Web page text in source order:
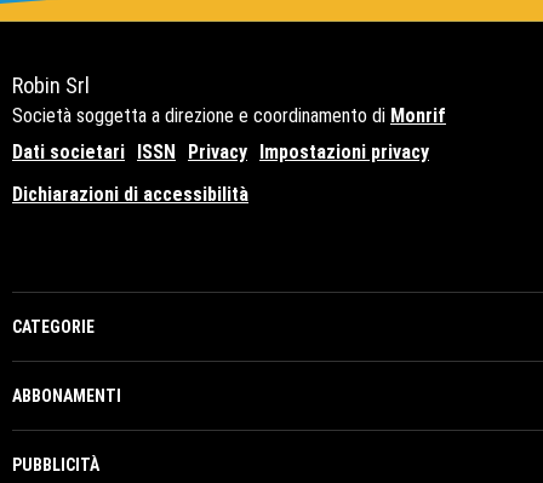
Robin Srl
Società soggetta a direzione e coordinamento di Monrif
Dati societari ISSN Privacy Impostazioni privacy
Dichiarazioni di accessibilità
CATEGORIE
ABBONAMENTI
PUBBLICITÀ